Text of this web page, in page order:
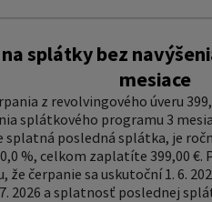
splátky bez
mesiace
z revolvingového úveru
splátkového programu 3
posledná splátka, je
%, celkom zaplatíte 399,00 €.
že čerpanie sa uskutoční 1. 6.
7. 2026 a splatnosť poslednej